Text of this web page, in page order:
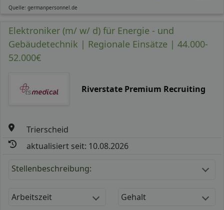
Quelle: germanpersonnel.de
Elektroniker (m/ w/ d) für Energie - und
Gebäudetechnik | Regionale Einsätze | 44.000-
52.000€
Riverstate Premium Recruiting
Trierscheid
aktualisiert seit: 10.08.2026
Stellenbeschreibung:
Arbeitszeit Gehalt